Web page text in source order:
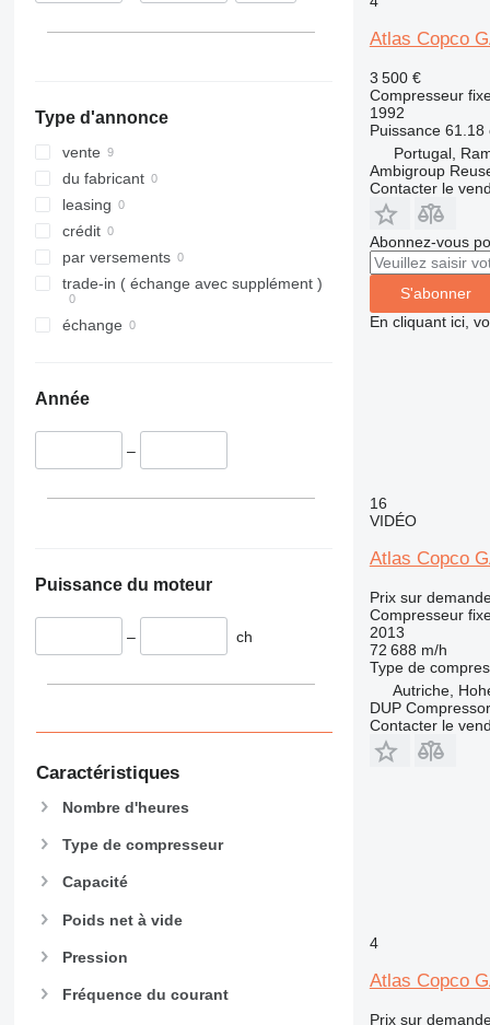
Type d'annonce
vente
du fabricant
leasing
crédit
par versements
trade-in ( échange avec supplément )
échange
Année
–
Puissance du moteur
– ch
Caractéristiques
Nombre d'heures
Type de compresseur
Capacité
Poids net à vide
Pression
Fréquence du courant
Atlas Copco
3 500 €
Compresseur
1992
Puissance 61.18
Portugal,
Ambigroup
Contacter le
Abonnez-vous
S'abonner
En cliquant ici,
16
VIDÉO
Atlas Copco
Prix sur
Compresseur
2013
72 688 m/h
Type de
Autriche,
DUP
Contacter le
4
Atlas Copco
Prix sur